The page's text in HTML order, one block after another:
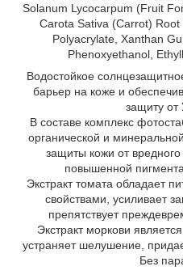
Solanum Lycocarpum (Fruit
Carota Sativa (Carrot)
Polyacrylate, Xanthan
Phenoxyethanol,
Водостойкоe
барьер на коже и
защиту от
В составе комплекс
органической и
защиты кожи от вредного
повышенной
Экстракт томата обладает
свойствами, усиливает
препятствует
Экстракт моркови
устраняет шелушение,
Без